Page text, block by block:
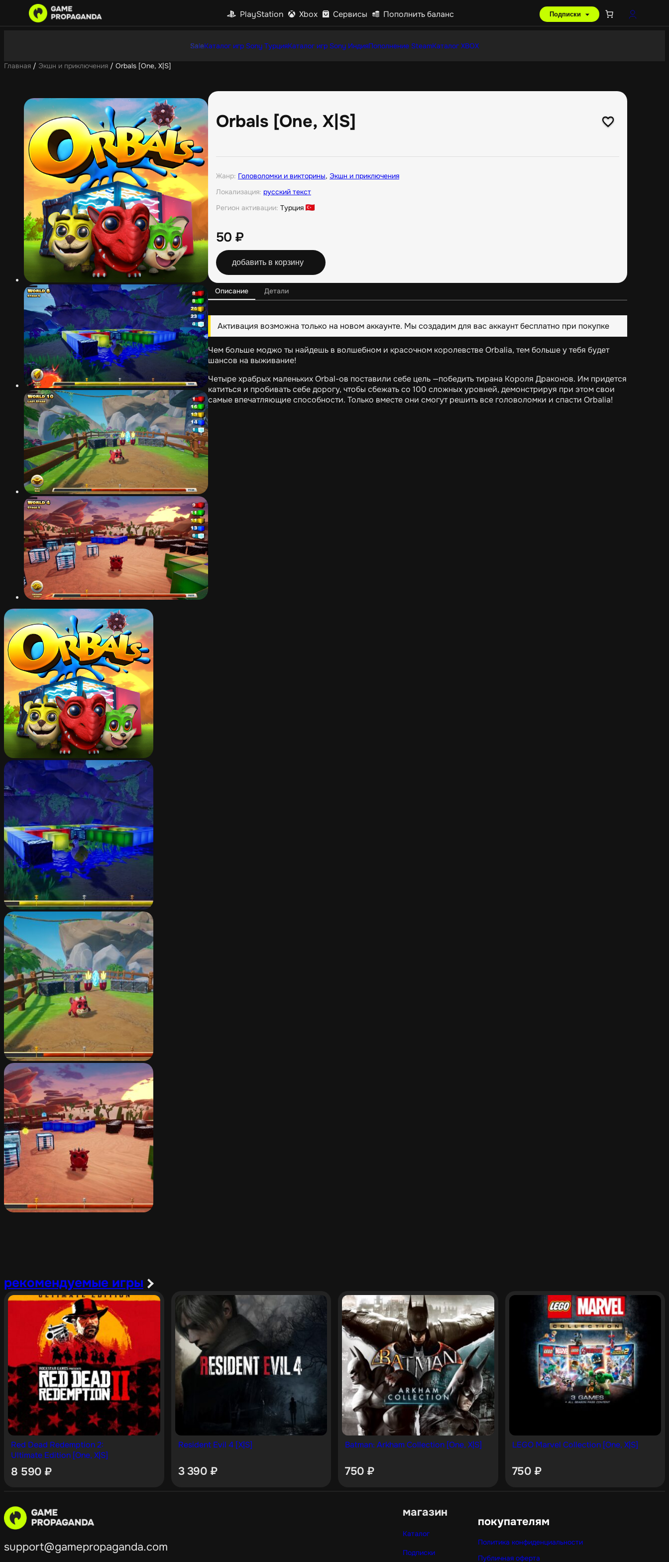
PlayStation Xbox Сервисы Пополнить баланс Подписки
SaleКаталог игр Sony ТурцияКаталог игр Sony ИндияПополнение SteamКаталог XBOX
Главная / Экшн и приключения / Orbals [One, X|S]
Orbals [One, X|S]
Жанр: Головоломки и викторины, Экшн и приключения
Локализация: русский текст
Регион активации: Турция
50 ₽
добавить в корзину
Описание Детали
Активация возможна только на новом аккаунте. Мы создадим для вас аккаунт бесплатно при покупке
Чем больше моджо ты найдешь в волшебном и красочном королевстве Orbalia, тем больше у тебя будет
шансов на выживание!
Четыре храбрых маленьких Orbal-ов поставили себе цель —победить тирана Короля Драконов. Им придется
катиться и пробивать себе дорогу, чтобы сбежать со 100 сложных уровней, демонстрируя при этом свои
самые впечатляющие способности. Только вместе они смогут решить все головоломки и спасти Orbalia!
рекомендуемые игры
Red Dead Redemption 2:
Ultimate Edition [One, X|S]
8 590 ₽
Resident Evil 4 [X|S]
3 390 ₽
Batman: Arkham Collection [One, X|S]
750 ₽
LEGO Marvel Collection [One, X|S]
750 ₽
support@gamepropaganda.com
магазин
Каталог
Подписки
покупателям
Политика конфиденциальности
Публичная оферта